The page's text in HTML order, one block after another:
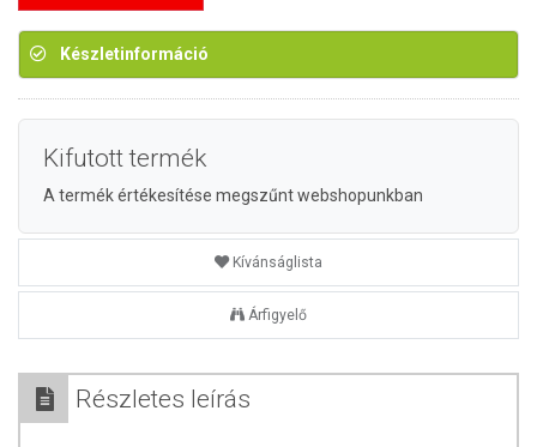
Készletinformáció
Kifutott termék
A termék értékesítése megszűnt webshopunkban
Kívánságlista
Árfigyelő
Részletes leírás